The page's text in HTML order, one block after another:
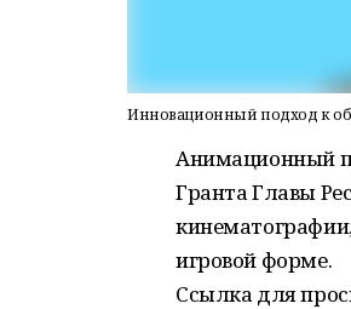
Инновационный подход к
Анимационный
Гранта Главы
игровой форме.
Ссылка для